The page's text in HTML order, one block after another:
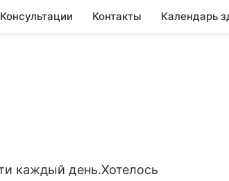
Консультации Контакты Календарь
каждый день.Хотелось